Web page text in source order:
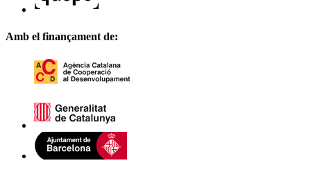
Amb el finançament de: